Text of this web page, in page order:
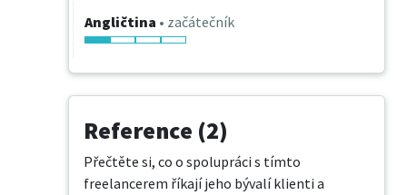
Angličtina • začátečník
Reference (2)
Přečtěte si, co o spolupráci s tímto
freelancerem říkají jeho bývalí klienti a